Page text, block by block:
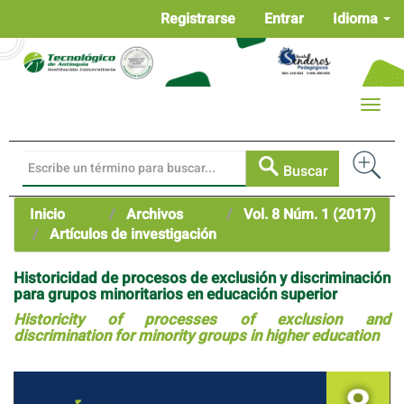
Contenido
principal
Idioma
Registrarse Entrar
Buscar
Toggle
Inicio Archivos
Vol. 8 Núm. 1 (2017)
Artículos de investigación
Historicidad de procesos de exclusión y discriminación
para grupos minoritarios en educación superior
Historicity of processes of exclusion and
discrimination for minority groups in higher education
Barra